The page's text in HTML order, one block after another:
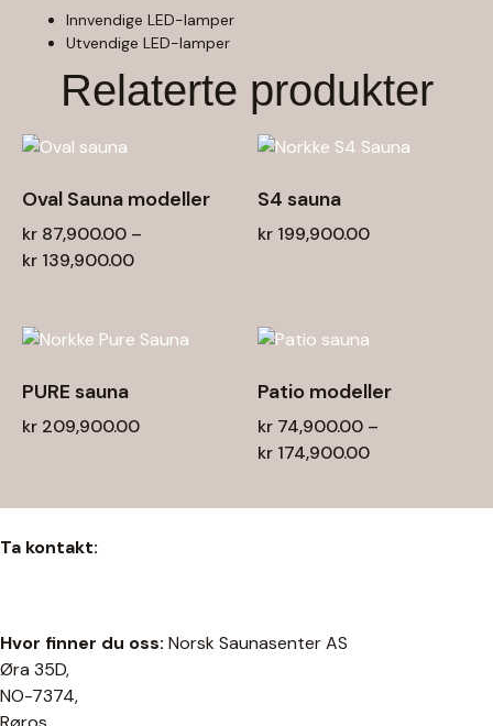
Innvendige LED-lamper
Utvendige LED-lamper
Relaterte produkter
Oval Sauna modeller
kr 87,900.00 –
kr 139,900.00
S4 sauna
kr 199,900.00
PURE sauna
kr 209,900.00
Patio modeller
kr 74,900.00 –
kr 174,900.00
Ta kontakt:
Hvor finner du oss: Norsk Saunasenter AS
Øra 35D,
NO-7374,